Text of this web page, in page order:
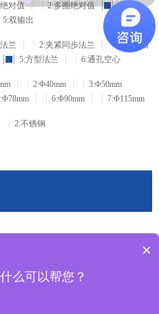
对值 2:多圈绝对值
3:增量
5:双输出
兰 2:夹紧同步法兰
3:盲孔轴
5:方型法兰 6:通孔空心
2:Φ40mm
3:Φ50mm
6:Φ90mm 7:Φ115mm
2:不锈钢
×
么可以帮您？